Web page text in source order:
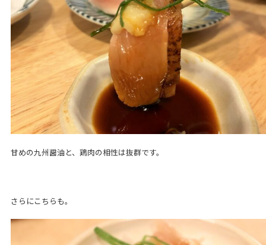
甘めの九州醤油と、鶏肉の相性は抜群です。
さらにこちらも。